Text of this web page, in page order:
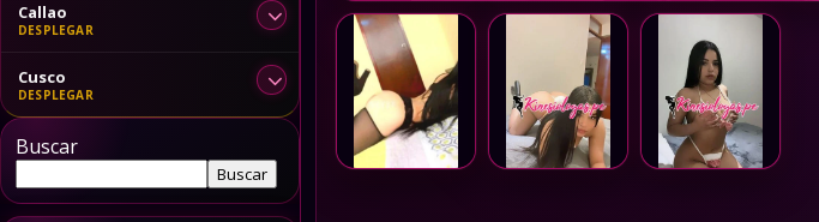
Callao
Cusco
Buscar
Buscar